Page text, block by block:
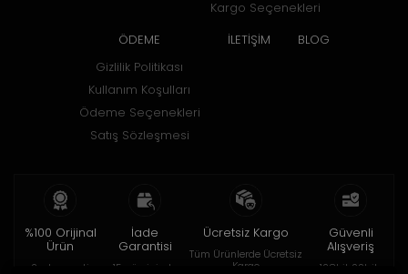
Kargo Seçenekleri
ÖDEME
Gizlilik Politikası
Kullanım Koşulları
Ödeme Seçenekleri
Satış Sözleşmesi
İLETİŞİM BLOG
%100 Orijinal
Ürün
2 yıl garanti
İade
Garantisi
15 gün içinde
Ücretsiz Kargo
Tüm Ürünlerde Ücretsiz
Kargo
Güvenli
Alışveriş
128bit SSL ile